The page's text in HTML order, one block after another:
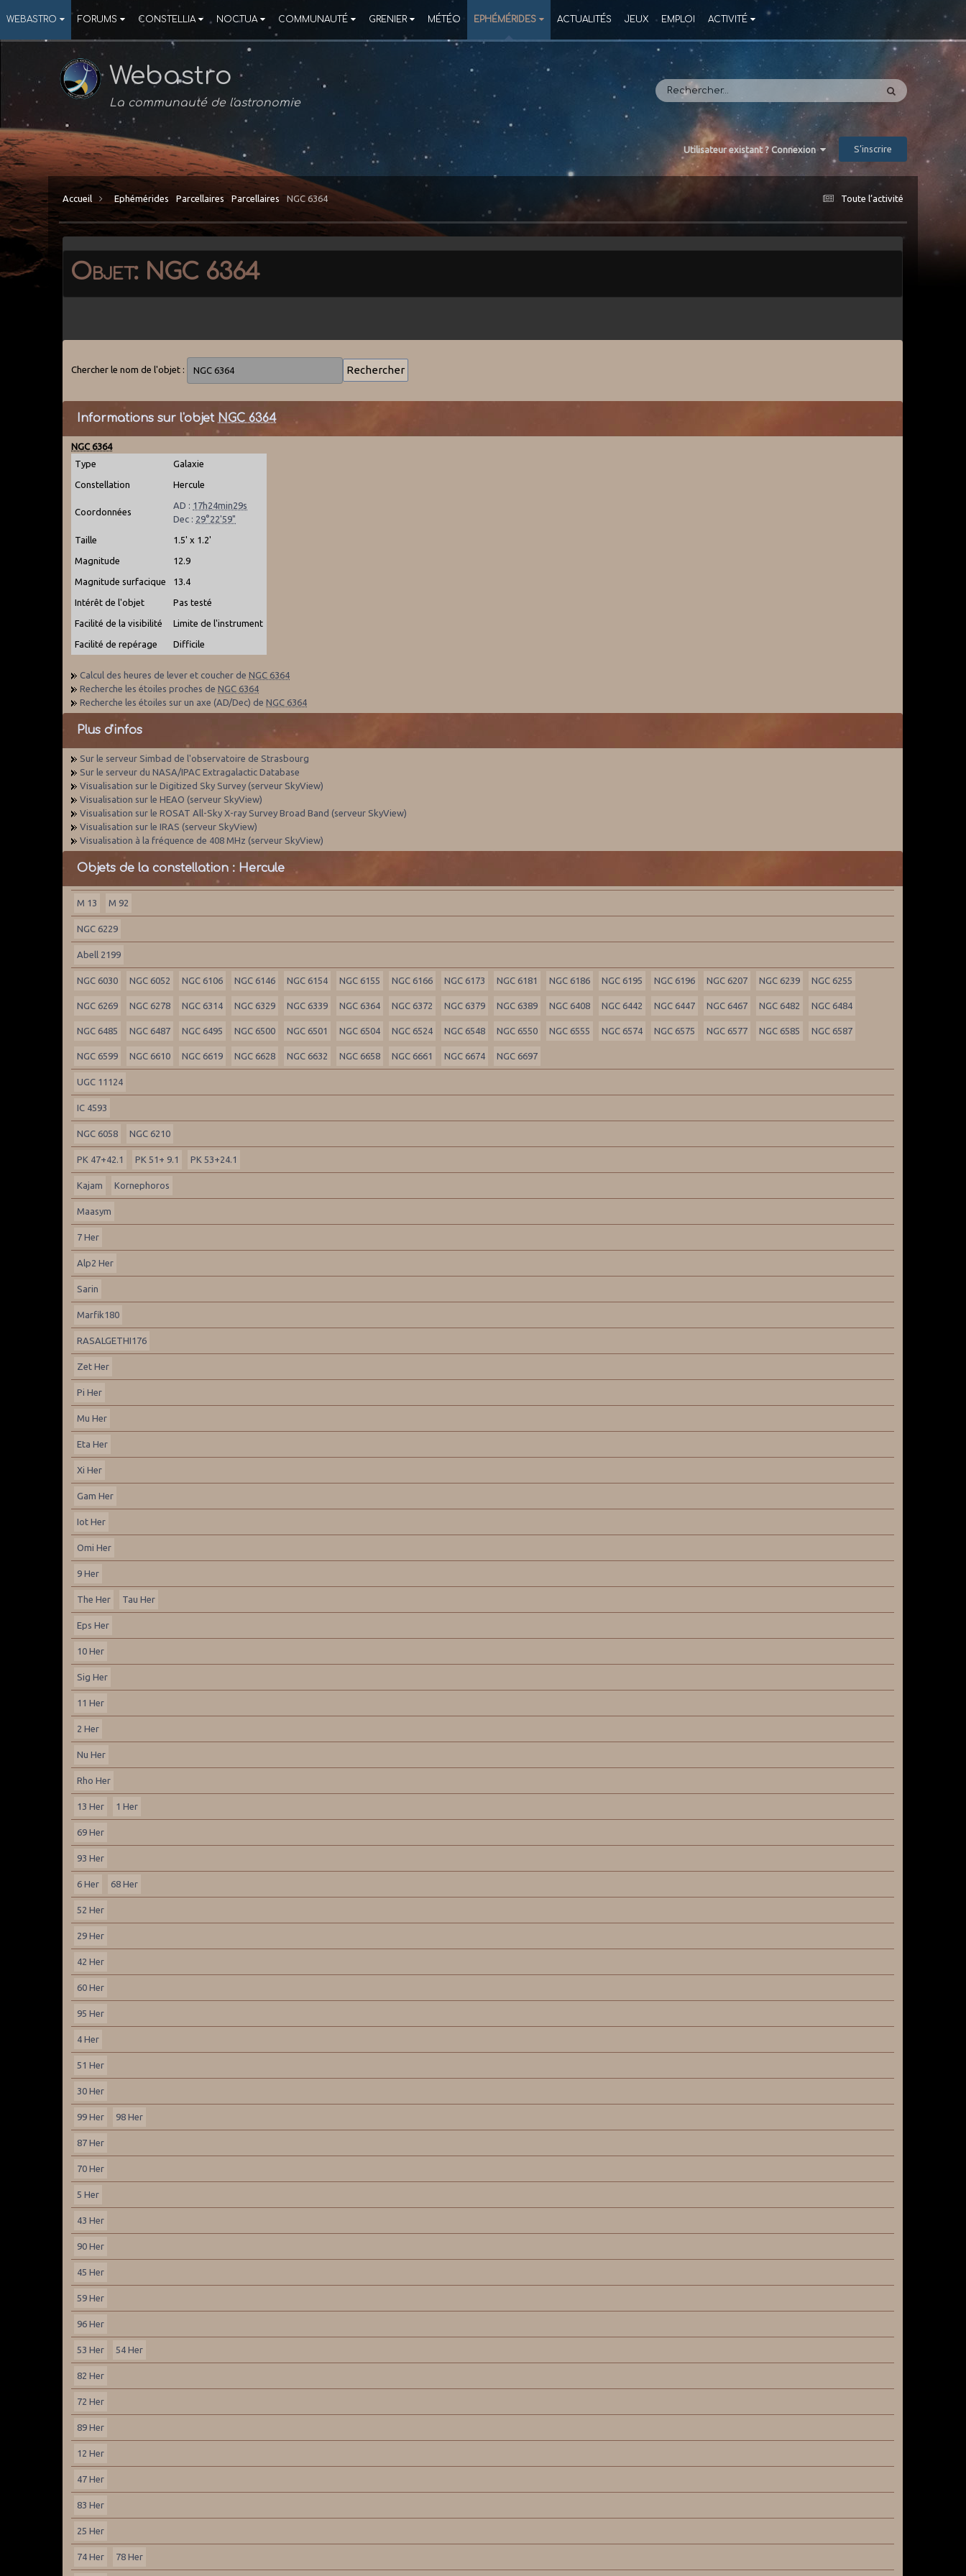
WEBASTRO FORUMS CONSTELLIA NOCTUA COMMUNAUTÉ GRENIER MÉTÉO EPHÉMÉRIDES ACTUALITÉS JEUX EMPLOI ACTIVITÉ
Webastro
La communauté de l'astronomie
Utilisateur existant ? Connexion S’inscrire
Toute l’activité
Accueil Ephémérides Parcellaires Parcellaires NGC 6364
Objet: NGC 6364
Chercher le nom de l'objet :
Informations sur l'objet NGC 6364
NGC 6364
Type
Galaxie
Constellation Hercule
Coordonnées
AD : 17h24min29s
Dec : 29°22'59"
Taille 1.5' x 1.2'
Magnitude 12.9
Magnitude surfacique 13.4
Intérêt de l'objet Pas testé
Facilité de la visibilité Limite de l'instrument
Facilité de repérage Difficile
Calcul des heures de lever et coucher deNGC 6364
Recherche les étoiles proches deNGC 6364
Recherche les étoiles sur un axe (AD/Dec) deNGC 6364
Plus d'infos
Sur le serveur Simbad de l'observatoire de Strasbourg
Sur le serveur du NASA/IPAC Extragalactic Database
Visualisation sur le Digitized Sky Survey (serveur SkyView)
Visualisation sur le HEAO (serveur SkyView)
Visualisation sur le ROSAT All-Sky X-ray Survey Broad Band (serveur SkyView)
Visualisation sur le IRAS (serveur SkyView)
Visualisation à la fréquence de 408 MHz (serveur SkyView)
Objets de la constellation : Hercule
M 13 M 92
NGC 6229
Abell 2199
NGC 6030 NGC 6052 NGC 6106 NGC 6146 NGC 6154 NGC 6155 NGC 6166 NGC 6173 NGC 6181 NGC 6186 NGC 6195 NGC 6196 NGC 6207 NGC 6239 NGC 6255
NGC 6269 NGC 6278 NGC 6314 NGC 6329 NGC 6339 NGC 6364 NGC 6372 NGC 6379 NGC 6389 NGC 6408 NGC 6442 NGC 6447 NGC 6467 NGC 6482 NGC 6484
NGC 6485 NGC 6487 NGC 6495 NGC 6500 NGC 6501 NGC 6504 NGC 6524 NGC 6548 NGC 6550 NGC 6555 NGC 6574 NGC 6575 NGC 6577 NGC 6585 NGC 6587
NGC 6599 NGC 6610 NGC 6619 NGC 6628 NGC 6632 NGC 6658 NGC 6661 NGC 6674 NGC 6697
UGC 11124
IC 4593
NGC 6058 NGC 6210
PK 47+42.1 PK 51+ 9.1 PK 53+24.1
Kajam Kornephoros
Maasym
7 Her
Alp2 Her
Sarin
Marfik180
RASALGETHI176
Zet Her
Pi Her
Mu Her
Eta Her
Xi Her
Gam Her
Iot Her
Omi Her
9 Her
The Her Tau Her
Eps Her
10 Her
Sig Her
11 Her
2 Her
Nu Her
Rho Her
13 Her 1 Her
69 Her
93 Her
6 Her 68 Her
52 Her
29 Her
42 Her
60 Her
95 Her
4 Her
51 Her
30 Her
99 Her 98 Her
87 Her
70 Her
5 Her
43 Her
90 Her
45 Her
59 Her
96 Her
53 Her 54 Her
82 Her
72 Her
89 Her
12 Her
47 Her
83 Her
25 Her
74 Her 78 Her